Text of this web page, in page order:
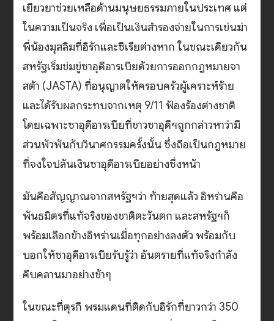
เยียวยาช่วยเหลือด้านมนุษยธรรมภายในประเทศ แต่
ในความเป็นจริง เพื่อเป็นเงินสำรองจ่ายในการเข่นฆ่า
พี่น้องมุสลิมที่อิรักและซีเรียต่างหาก ในขณะเดียวกัน
สหรัฐเริ่มข่มขู่ซาอุดีอารเบียด้วยการออกกฎหมายจา
สต้า (JASTA) ที่อนุญาตให้ครอบครัวผู้เคราะห์ร้าย
และได้รับผลกระทบจากเหตุ 9/11 ฟ้องร้องต่างชาติ
โดยเฉพาะซาอุดีอารเบียที่ชาวซาอุดีฯถูกกล่าวหาว่ามี
ส่วนพัวพันกับวินาศกรรมครั้งนั้น ซึ่งถือเป็นกฎหมาย
ที่จงใจปล้นเงินซาอุดีอารเบียอย่างซึ่งหน้า
มันคือสัญญาณจากสหรัฐฯว่า ท้ายสุดแล้ว อิหร่านคือ
พันธมิตรที่แท้จริงของชาติตะวันตก และสหรัฐฯก็
พร้อมเลือกข้างอิหร่านเมื่อทุกอย่างลงตัว พร้อมกับ
บอกให้ซาอุดีอารเบียรับรู้ว่า อันตรายที่แท้จริงกำลัง
คืบคลานมาอย่างช้าๆ
ในขณะที่ตุรกี พรมแดนที่ติดกับอิรักที่ยาวกว่า 350